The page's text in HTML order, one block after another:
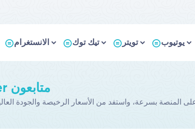
الانستغرام تيك توك تويتر يوتيوب
Buy Twitter متابعون